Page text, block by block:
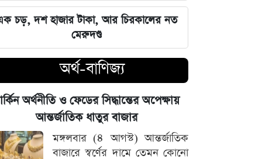
সালমানের অবয়ব পরিবর্তনের আসল কারণ
ও ষাটোর্ধ্বদের ওজন কমানোর সঠিক নিয়ম
৫ আগস্ট বিজয়ের দিন, ভিন্নমত যেন
শত্রুতায় রূপ না নেয়: প্রধানমন্ত্রী তারেক
রহমান
নিজস্ব অর্থায়নে খালের ওপর বাঁশের সাঁকো
বানিয়ে দিলেন ইউপি চেয়ারম্যান পদপ্রার্থী
শেখ আলমগীর
চড়, দশ হাজার টাকা, আর চিরকালের নত
মেরুদণ্ড
অর্থ-বাণিজ্য
অর্থনীতি ও ফেডের সিদ্ধান্তের অপেক্ষায়
আন্তর্জাতিক ধাতুর বাজার
মঙ্গলবার (৪ আগস্ট) আন্তর্জাতিক
বাজারে স্বর্ণের দামে তেমন কোনো